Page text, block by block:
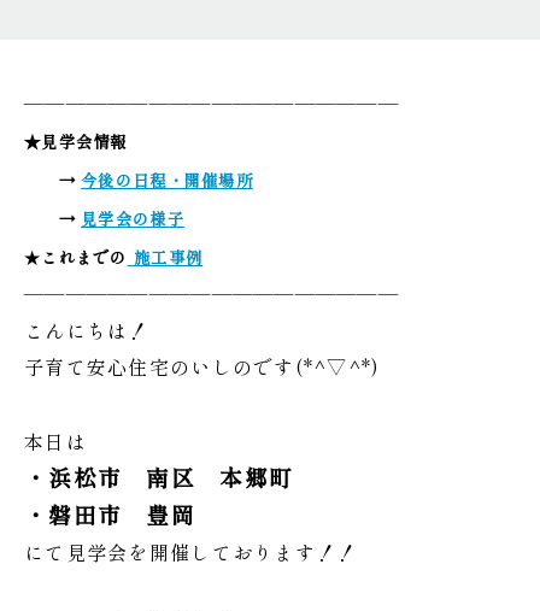
——————————————————
★見学会情報
→今後の日程・開催場所
→ 見学会の様子
★ これまでの 施工事例
——————————————————
こんにちは！
子育て安心住宅のいしのです(*^▽^*)
本日は
・浜松市 南区 本郷町
・磐田市 豊岡
にて見学会を開催しております！！